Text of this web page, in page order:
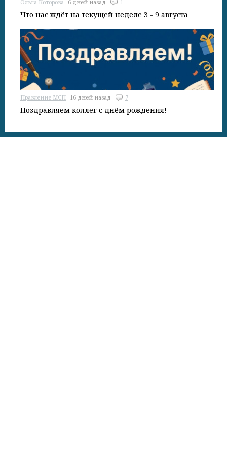
Ольга Которова 6 дней назад 1
Что нас ждёт на текущей неделе 3 - 9 августа
Правление МСП 16 дней назад 7
Поздравляем коллег с днём рождения!